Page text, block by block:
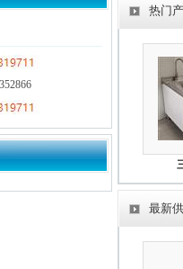
热门
最新